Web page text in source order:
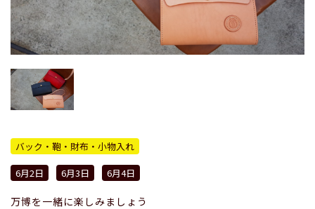
バック・鞄・財布・小物入れ
6月2日
6月3日 6月4日
万博を一緒に楽しみましょう